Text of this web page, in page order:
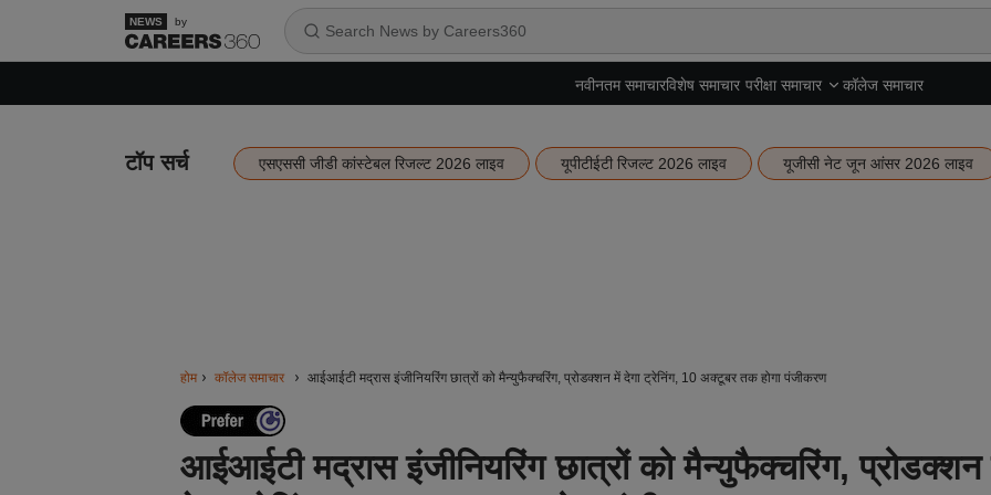
by
नवीनतम समाचारविशेष समाचार परीक्षा समाचार कॉलेज समाचार
टॉप सर्च एसएससी जीडी कांस्टेबल रिजल्ट 2026 लाइव यूपीटीईटी रिजल्ट 2026 लाइव यूजीसी नेट जून आंसर 2026 लाइव
होम कॉलेज समाचार आईआईटी मद्रास इंजीनियरिंग छात्रों को मैन्युफैक्चरिंग, प्रोडक्शन में देगा ट्रेनिंग, 10 अक्टूबर तक होगा पंजीकरण
आईआईटी मद्रास इंजीनियरिंग छात्रों को मैन्युफैक्चरिंग, प्रोडक्शन